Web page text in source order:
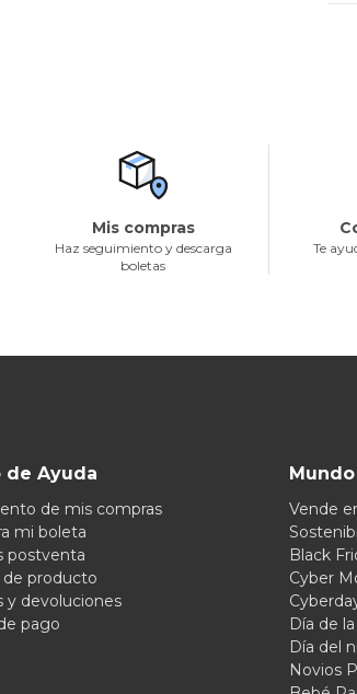
Mis compras
Haz seguimiento y descarga
boletas
Te
de Ayuda
de mis compras
mi boleta
postventa
de producto
y devoluciones
pago
Vende
Black
Cyber
Día de
Día del
Novios